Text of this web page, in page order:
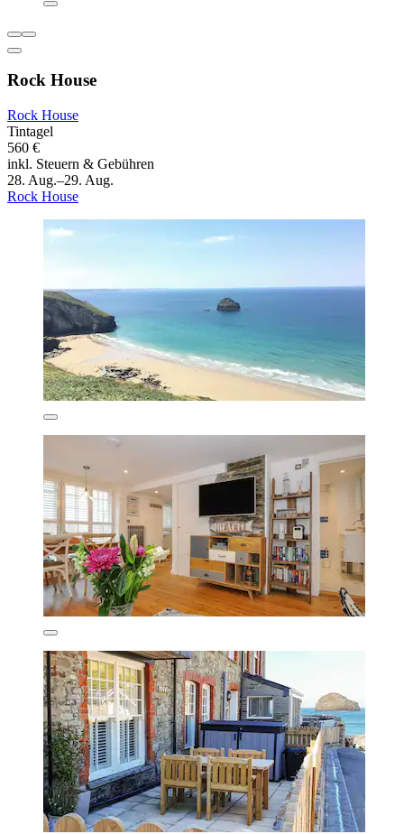
Rock House
Rock House
Tintagel
560 €
inkl. Steuern & Gebühren
28. Aug.–29. Aug.
Rock House